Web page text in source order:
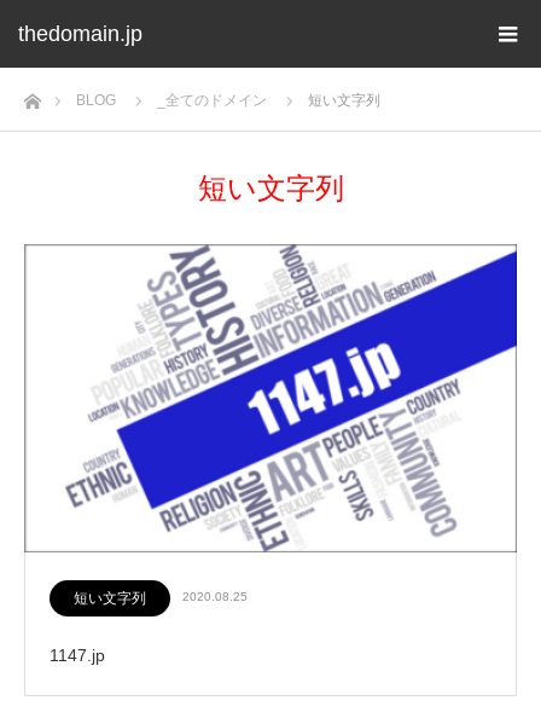
thedomain.jp
ホームBLOG _全てのドメイン 短い文字列
短い文字列
短い文字列 2020.08.25
1147.jp